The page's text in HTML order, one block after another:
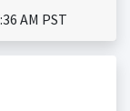
AM PST